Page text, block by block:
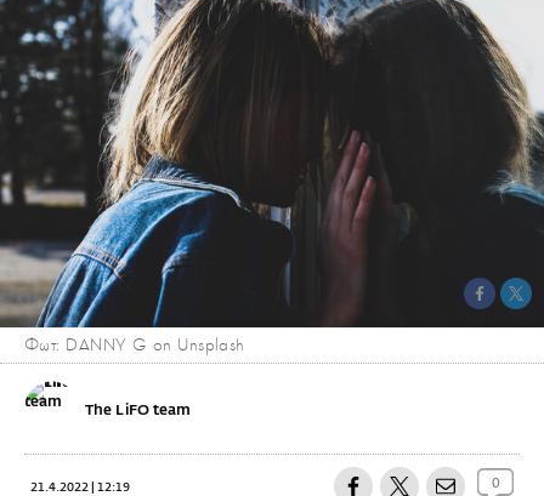
Φωτ: DANNY G on Unsplash
The LiFO team
21.4.2022 | 12:19 0